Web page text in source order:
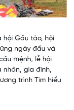
hội Gầu tào, hội
ngày đầu và
mệnh, lễ hội
nhân, gia đình,
trình Tìm hiểu